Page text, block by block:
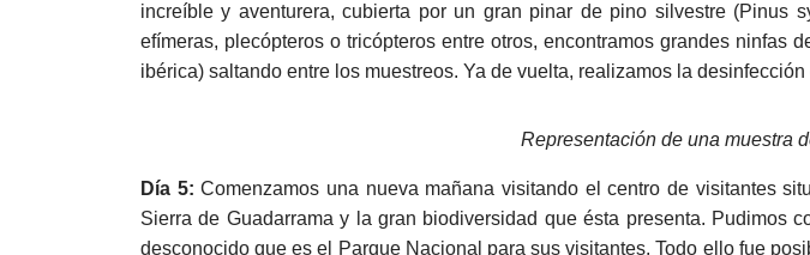
increíble y aventurera, cubierta por un gran pinar de pino silvestre
efímeras, plecópteros o tricópteros entre otros, encontramos grandes ninfas
ibérica) saltando entre los muestreos. Ya de vuelta, realizamos la
Representación de una muestra
Día 5: Comenzamos una nueva mañana visitando el centro de visitantes
Sierra de Guadarrama y la gran biodiversidad que ésta presenta. Pudimos
desconocido que es el Parque Nacional para sus visitantes. Todo ello fue